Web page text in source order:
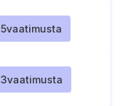
5vaatimusta
3vaatimusta